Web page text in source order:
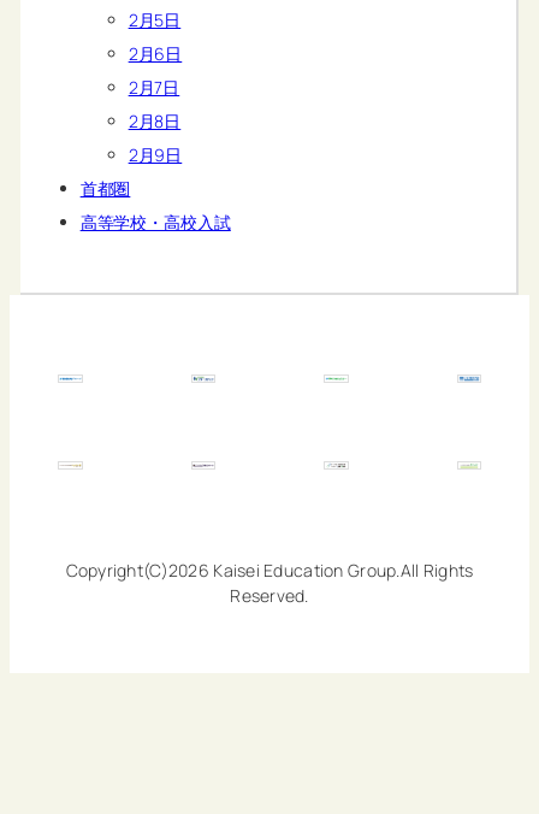
2月5日
2月6日
2月7日
2月8日
2月9日
首都圏
高等学校・高校入試
Copyright(C)2026 Kaisei Education Group.All Rights
Reserved.